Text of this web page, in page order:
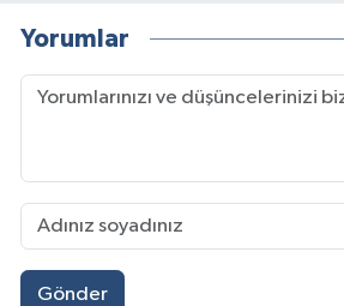
Yorumlar
Gönder